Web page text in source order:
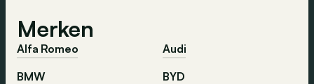
Merken
Alfa Romeo
Audi
BMW
BYD